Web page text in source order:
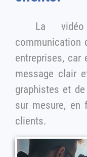
La
communication de plus en
entreprises, car
message clair
graphistes et de vidéastes réalise des vidéos
sur mesure, en
clients.